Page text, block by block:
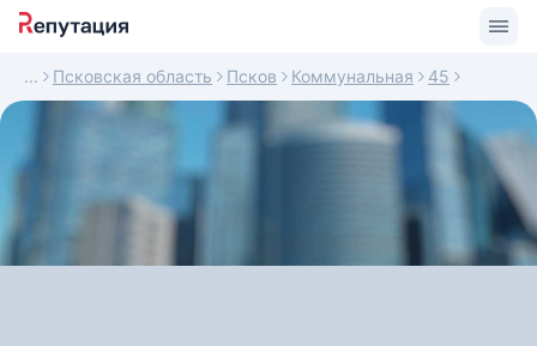
Псковская область Псков Коммунальная 45